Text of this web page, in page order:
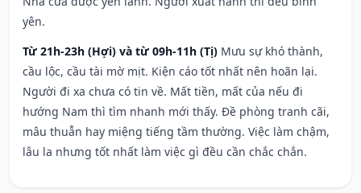
yên.
Từ 21h-23h (Hợi) và từ 09h-11h (Tị) Mưu sự khó thành,
cầu lộc, cầu tài mờ mịt. Kiện cáo tốt nhất nên hoãn lại.
Người đi xa chưa có tin về. Mất tiền, mất của nếu đi
hướng Nam thì tìm nhanh mới thấy. Đề phòng tranh cãi,
mâu thuẫn hay miệng tiếng tầm thường. Việc làm chậm,
lâu la nhưng tốt nhất làm việc gì đều cần chắc chắn.